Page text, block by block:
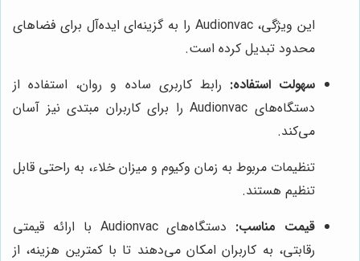
این ویژگی، Audionvac را به گزینه‌ای ایده‌آل برای فضاهای
محدود تبدیل کرده است.
سهولت استفاده: رابط کاربری ساده و روان، استفاده از
دستگاه‌های Audionvac را برای کاربران مبتدی نیز آسان
می‌کند.
تنظیمات مربوط به زمان وکیوم و میزان خلاء، به راحتی قابل
تنظیم هستند.
قیمت مناسب:
دستگاه‌های Audionvac با ارائه قیمتی
رقابتی، به کاربران امکان می‌دهند تا با کمترین هزینه، از